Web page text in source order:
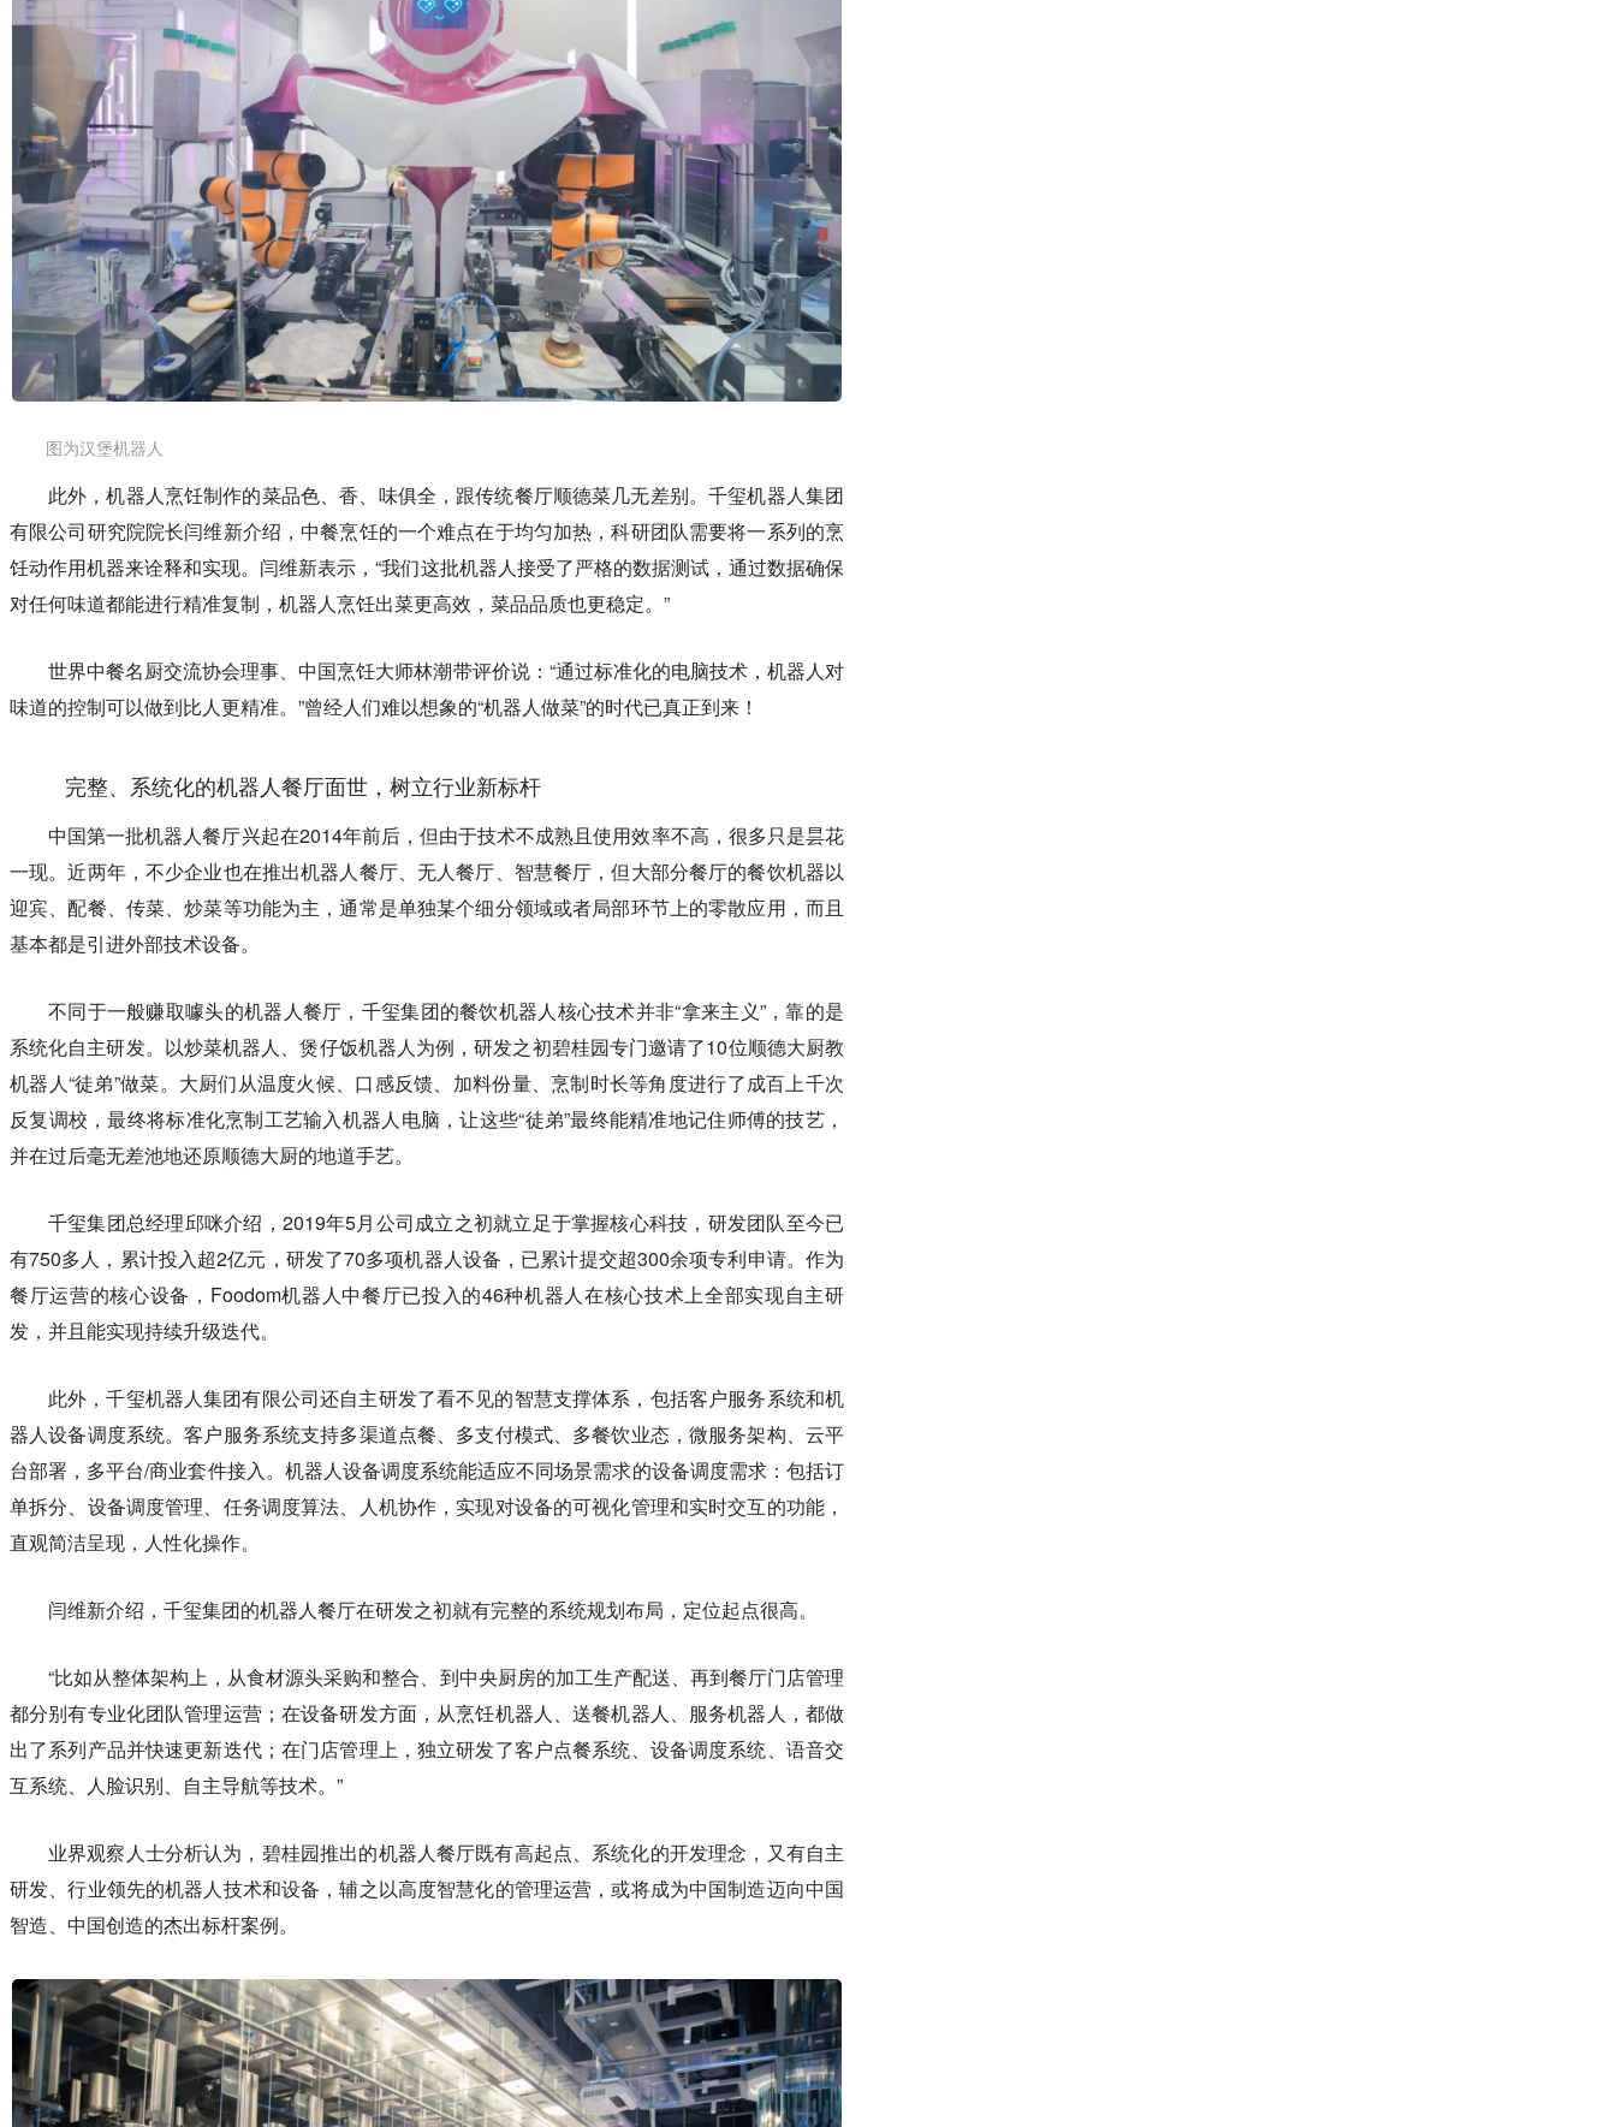
图为汉堡机器人
此外，机器人烹饪制作的菜品色、香、味俱全，跟传统餐厅顺德菜几无差别。千玺机器人集团
有限公司研究院院长闫维新介绍，中餐烹饪的一个难点在于均匀加热，科研团队需要将一系列的烹
饪动作用机器来诠释和实现。闫维新表示，“我们这批机器人接受了严格的数据测试，通过数据确保
对任何味道都能进行精准复制，机器人烹饪出菜更高效，菜品品质也更稳定。”
世界中餐名厨交流协会理事、中国烹饪大师林潮带评价说：“通过标准化的电脑技术，机器人对
味道的控制可以做到比人更精准。”曾经人们难以想象的“机器人做菜”的时代已真正到来！
完整、系统化的机器人餐厅面世，树立行业新标杆
中国第一批机器人餐厅兴起在2014年前后，但由于技术不成熟且使用效率不高，很多只是昙花
一现。近两年，不少企业也在推出机器人餐厅、无人餐厅、智慧餐厅，但大部分餐厅的餐饮机器以
迎宾、配餐、传菜、炒菜等功能为主，通常是单独某个细分领域或者局部环节上的零散应用，而且
基本都是引进外部技术设备。
不同于一般赚取噱头的机器人餐厅，千玺集团的餐饮机器人核心技术并非“拿来主义”，靠的是
系统化自主研发。以炒菜机器人、煲仔饭机器人为例，研发之初碧桂园专门邀请了10位顺德大厨教
机器人“徒弟”做菜。大厨们从温度火候、口感反馈、加料份量、烹制时长等角度进行了成百上千次
反复调校，最终将标准化烹制工艺输入机器人电脑，让这些“徒弟”最终能精准地记住师傅的技艺，
并在过后毫无差池地还原顺德大厨的地道手艺。
千玺集团总经理邱咪介绍，2019年5月公司成立之初就立足于掌握核心科技，研发团队至今已
有750多人，累计投入超2亿元，研发了70多项机器人设备，已累计提交超300余项专利申请。作为
餐厅运营的核心设备，Foodom机器人中餐厅已投入的46种机器人在核心技术上全部实现自主研
发，并且能实现持续升级迭代。
此外，千玺机器人集团有限公司还自主研发了看不见的智慧支撑体系，包括客户服务系统和机
器人设备调度系统。客户服务系统支持多渠道点餐、多支付模式、多餐饮业态，微服务架构、云平
台部署，多平台/商业套件接入。机器人设备调度系统能适应不同场景需求的设备调度需求：包括订
单拆分、设备调度管理、任务调度算法、人机协作，实现对设备的可视化管理和实时交互的功能，
直观简洁呈现，人性化操作。
闫维新介绍，千玺集团的机器人餐厅在研发之初就有完整的系统规划布局，定位起点很高。
“比如从整体架构上，从食材源头采购和整合、到中央厨房的加工生产配送、再到餐厅门店管理
都分别有专业化团队管理运营；在设备研发方面，从烹饪机器人、送餐机器人、服务机器人，都做
出了系列产品并快速更新迭代；在门店管理上，独立研发了客户点餐系统、设备调度系统、语音交
互系统、人脸识别、自主导航等技术。”
业界观察人士分析认为，碧桂园推出的机器人餐厅既有高起点、系统化的开发理念，又有自主
研发、行业领先的机器人技术和设备，辅之以高度智慧化的管理运营，或将成为中国制造迈向中国
智造、中国创造的杰出标杆案例。